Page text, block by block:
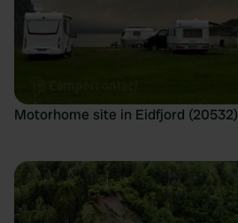
Motorhome site in Eidfjord (20532)